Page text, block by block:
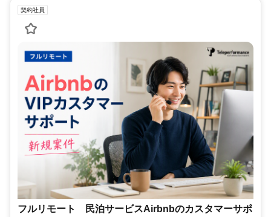
契約社員
フルリモート 民泊サービスAirbnbのカスタマーサポ